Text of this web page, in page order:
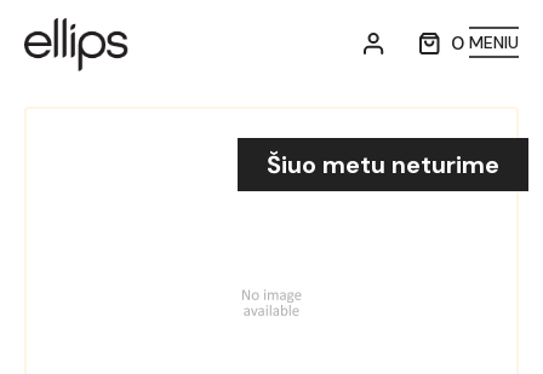
0 MENIU
Šiuo metu neturime